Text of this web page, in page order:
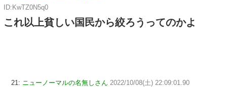
ID:KwTZ0N5q0
これ以上貧しい国民から絞ろうってのかよ
21: ニューノーマルの名無しさん 2022/10/08(土) 22:09:01.90